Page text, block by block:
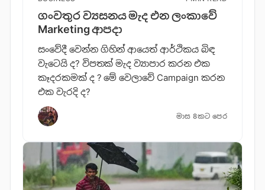
ගංවතුර ව්‍යසනය මැද එන ලංකාවේ
Marketing ආපදා
සංවේදී වෙන්න ගිහින් ආයෙත් ආර්ථිකය බිඳ
වැටෙයි ද? විපතක් මැද ව්‍යාපාර කරන එක
කෑදරකමක් ද ? මේ වෙලාවේ Campaign කරන
එක වැරදි ද?
මාස 8කට පෙර